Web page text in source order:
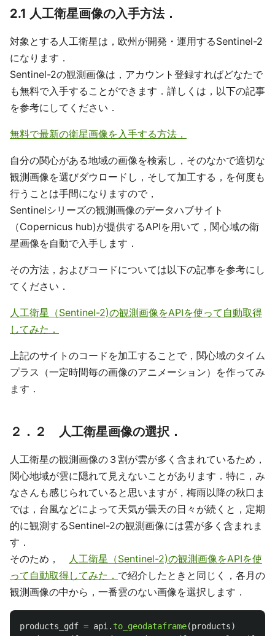
2.1 人工衛星画像の入手方法．
対象とする人工衛星は，欧州が開発・運用するSentinel-2
になります．
Sentinel-2の観測画像は，アカウント登録すればどなたで
も無料で入手することができます．詳しくは，以下の記事
を参考にしてください．
無料で最新の衛星画像を入手する方法．
自分の関心がある地域の画像を検索し，そのなかで適切な
観測画像を選びダウロードし，そして加工する，を何度も
行うことは手間になりますので，
Sentinelシリーズの観測画像のデータハブサイト
（Copernicus hub)が提供するAPIを用いて，関心域の衛
星画像を自動で入手します．
その方法，およびコードについては以下の記事を参考にし
てください．
人工衛星（Sentinel-2)の観測画像をAPIを使って自動取得
してみた．
上記のサイトのコードを加工することで，関心域のタイム
プラス（一定時間毎の画像のアニメーション）を作ってみ
ます．
２．２ 人工衛星画像の選択．
人工衛星の観測画像の３割が雲が多く含まれているため，
関心地域が雲に隠れて見えないことがあります．特に，み
なさんも感じられていると思いますが，梅雨以降の秋口ま
では，台風などによって天気が曇天の日々が続くと，定期
的に観測するSentinel-2の観測画像には雲が多く含まれま
す．
そのため，
人工衛星（Sentinel-2)の観測画像をAPIを使
って自動取得してみた． で紹介したときと同じく，各月の
観測画像の中から，一番雲のない画像を選択します．
products_gdf = api . to_geodataframe(products)